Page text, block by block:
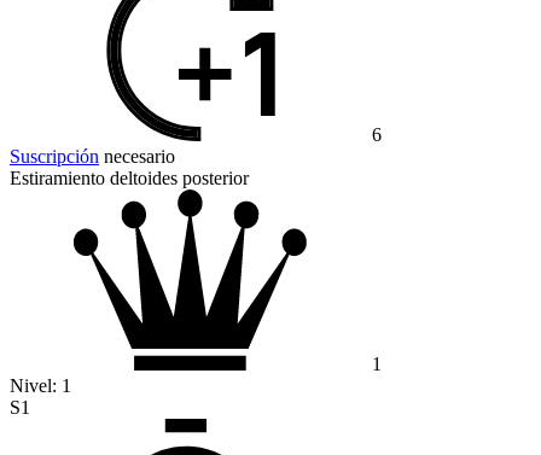
6
Suscripción necesario
Estiramiento deltoides posterior
1
Nivel: 1
S1